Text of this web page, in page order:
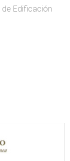
de Edificación